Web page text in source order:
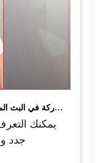
مع SuperLive ، يمكنك التعرف على أشخاص جدد والمشاركة في البث المباشر . قم بالتحميل الان!
جدد